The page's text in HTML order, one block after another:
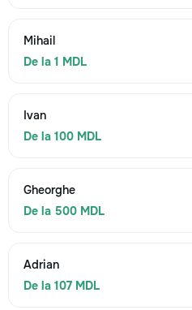
Mihail
De la 1 MDL
Ivan
De la 100 MDL
Gheorghe
De la 500 MDL
Adrian
De la 107 MDL